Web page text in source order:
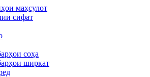
маҳсулот
сифат
соҳа
ширкат